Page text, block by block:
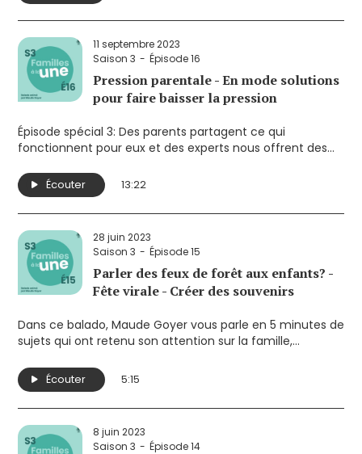
11 septembre 2023
Saison 3
Épisode 16
Pression parentale - En mode solutions
pour faire baisser la pression
Épisode spécial 3: Des parents partagent ce qui
fonctionnent pour eux et des experts nous offrent des
sous pression.
Écouter 13:22
28 juin 2023
Saison 3
Épisode 15
Parler des feux de forêt aux enfants? -
Fête virale - Créer des souvenirs
Dans ce balado, Maude Goyer vous parle en 5 minutes de
sujets qui ont retenu son attention sur la famille,
réflexion sur des enjeux qui touchent de près les parents.
Ses sujets cette semaine:
- Parler des feux de forêt aux enfants?
- Une fête d'enfants qui devient virale
- Comment créer des souvenirs de vacances
Écouter 5:15
8 juin 2023
Saison 3
Épisode 14